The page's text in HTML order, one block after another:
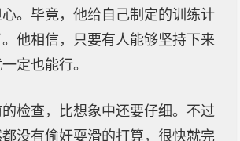
。毕竟，他给自己制定的训练计
他相信，只要有人能够坚持下来
定也能行。
检查，比想象中还要仔细。不过
没有偷奸耍滑的打算，很快就完